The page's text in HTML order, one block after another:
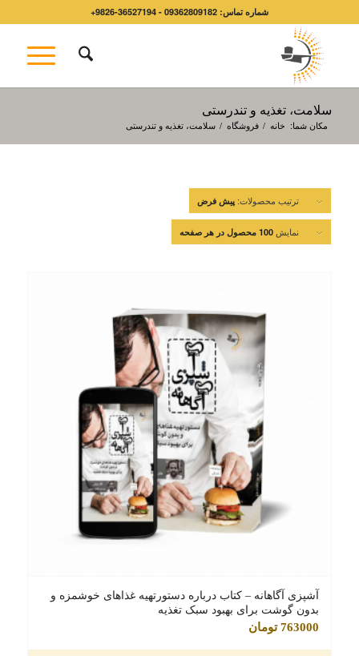
شماره تماس: 09362809182 - 36527194-9826+
سلامت، تغذیه و تندرستی
مکان شما: خانه / فروشگاه / سلامت، تغذیه و تندرستی
ترتیب محصولات: پیش فرض
نمایش 100 محصول در هر صفحه
آشپزی آگاهانه – کتاب درباره دستورتهیه غذاهای خوشمزه و
بدون گوشت برای بهبود سبک تغذیه
763000 تومان